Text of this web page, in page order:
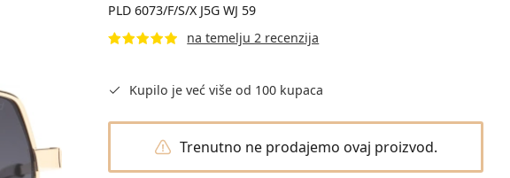
PLD 6073/F/S/X J5G WJ 59
na temelju 2 recenzija
Kupilo je već više od 100 kupaca
Trenutno ne prodajemo ovaj proizvod.